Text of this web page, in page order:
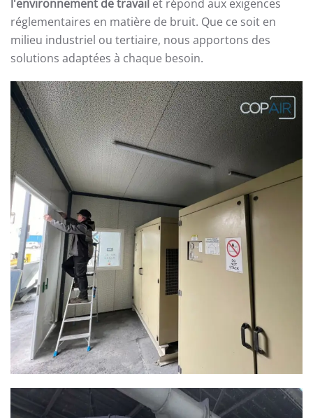
l'environnement de travail et répond aux exigences
réglementaires en matière de bruit. Que ce soit en
milieu industriel ou tertiaire, nous apportons des
solutions adaptées à chaque besoin.